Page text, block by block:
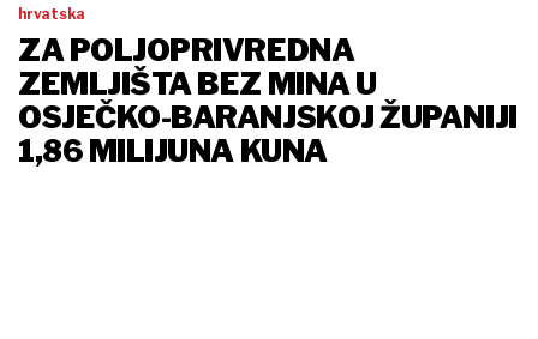
hrvatska
ZA POLJOPRIVREDNA
ZEMLJIŠTA BEZ MINA U
OSJEČKO-BARANJSKOJ ŽUPANIJI
1,86 MILIJUNA KUNA